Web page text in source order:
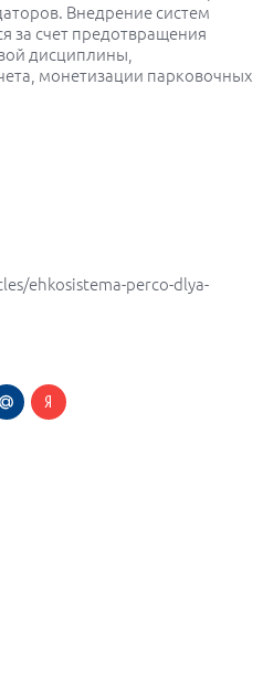
Внедрение систем
за счет предотвращения
дисциплины,
монетизации парковочных
ehkosistema-perco-dlya-